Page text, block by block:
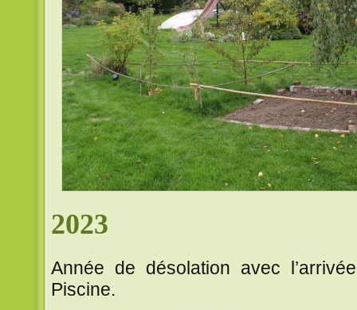
2023
Année de désolation avec
Piscine.